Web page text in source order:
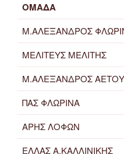
ΟΜΑΔΑ
Μ.ΑΛΕΞΑΝΔΡΟΣ
ΜΕΛΙΤΕΥΣ ΜΕΛΙΤΗΣ
Μ.ΑΛΕΞΑΝΔΡΟΣ ΑΕΤΟΥ
ΠΑΣ ΦΛΩΡΙΝΑ
ΑΡΗΣ ΛΟΦΩΝ
ΕΛΛΑΣ Α.ΚΑΛΛΙΝΙΚΗΣ